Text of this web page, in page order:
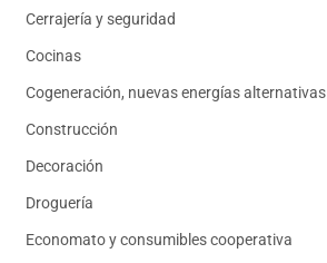
Cerrajería y seguridad
Cocinas
Cogeneración, nuevas energías alternativas
Construcción
Decoración
Droguería
Economato y consumibles cooperativa